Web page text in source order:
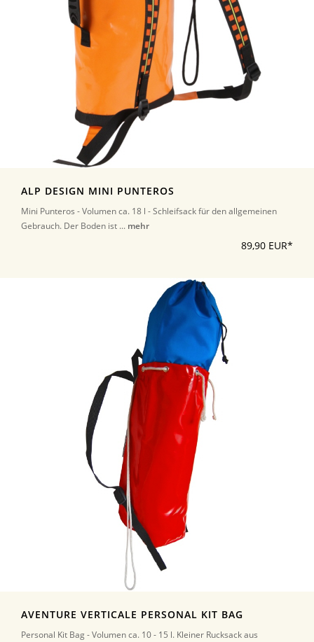
ALP DESIGN MINI PUNTEROS
Mini Punteros - Volumen ca. 18 l - Schleifsack für den allgemeinen
Gebrauch. Der Boden ist ... mehr
89,90 EUR*
AVENTURE VERTICALE PERSONAL KIT BAG
Personal Kit Bag - Volumen ca. 10 - 15 l. Kleiner Rucksack aus